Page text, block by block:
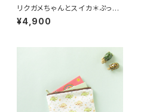
リクガメちゃんとスイカ＊ぷっく
りタックバッグ
¥4,900